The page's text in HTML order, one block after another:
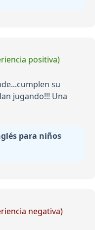
positiva)
su
jugando!!! Una
para niños
negativa)